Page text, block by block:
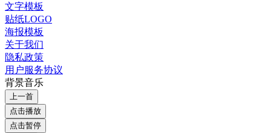
文字模板
贴纸LOGO
海报模板
关于我们
隐私政策
用户服务协议
背景音乐
上一首
点击播放
点击暂停